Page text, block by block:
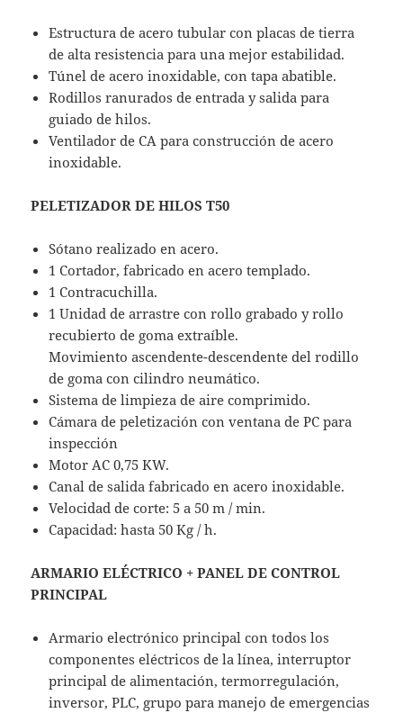
Estructura de acero tubular con placas de tierra
de alta resistencia para una mejor estabilidad.
Túnel de acero inoxidable, con tapa abatible.
Rodillos ranurados de entrada y salida para
guiado de hilos.
Ventilador de CA para construcción de acero
inoxidable.
PELETIZADOR DE HILOS T50
Sótano realizado en acero.
1 Cortador, fabricado en acero templado.
1 Contracuchilla.
1 Unidad de arrastre con rollo grabado y rollo
recubierto de goma extraíble.
Movimiento ascendente-descendente del rodillo
de goma con cilindro neumático.
Sistema de limpieza de aire comprimido.
Cámara de peletización con ventana de PC para
inspección
Motor AC 0,75 KW.
Canal de salida fabricado en acero inoxidable.
Velocidad de corte: 5 a 50 m / min.
Capacidad: hasta 50 Kg / h.
ARMARIO ELÉCTRICO + PANEL DE CONTROL
PRINCIPAL
Armario electrónico principal con todos los
componentes eléctricos de la línea, interruptor
principal de alimentación, termorregulación,
inversor, PLC, grupo para manejo de emergencias